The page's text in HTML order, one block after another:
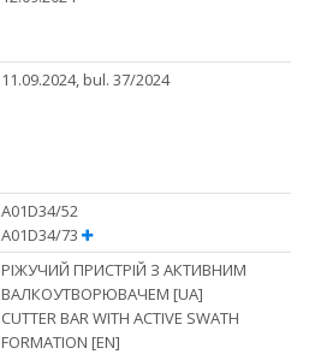
11.09.2024, bul. 37/2024
A01D34/52
A01D34/73
РІЖУЧИЙ ПРИСТРІЙ З АКТИВНИМ
ВАЛКОУТВОРЮВАЧЕМ [UA]
CUTTER BAR WITH ACTIVE SWATH
FORMATION [EN]